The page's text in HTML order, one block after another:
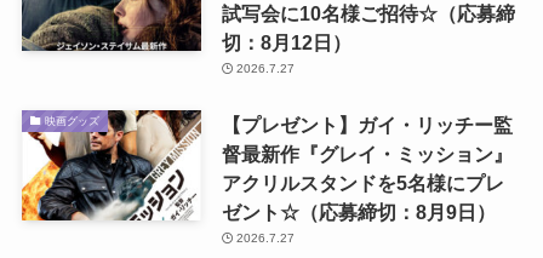
試写会に10名様ご招待☆（応募締
切：8月12日）
2026.7.27
映画グッズ
【プレゼント】ガイ・リッチー監
督最新作『グレイ・ミッション』
アクリルスタンドを5名様にプレ
ゼント☆（応募締切：8月9日）
2026.7.27